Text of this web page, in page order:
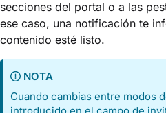
secciones del portal o a las
ese caso, una notificación te
contenido esté listo.
NOTA
Cuando cambias entre modos
introducido en el campo de